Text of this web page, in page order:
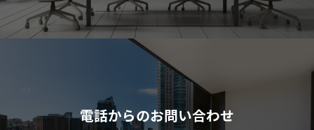
電話からのお問い合わせ